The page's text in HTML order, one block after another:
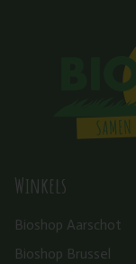
Winkels
Bioshop Aarschot
Bioshop Brussel